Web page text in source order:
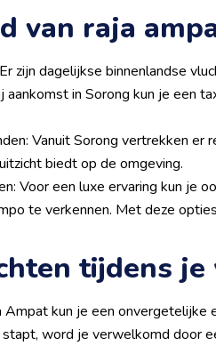
van raja
zijn dagelijkse binnenlandse
aankomst in Sorong kun je een
Vanuit Sorong vertrekken er
biedt op de omgeving.
Voor een luxe ervaring kun je
te verkennen. Met deze
tijdens je
kun je een onvergetelijke
stapt, word je verwelkomd door